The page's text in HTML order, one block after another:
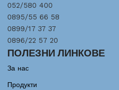
052/580 400
0895/55 66 58
0899/17 37 37
0896/22 57 20
ПОЛЕЗНИ ЛИНКОВЕ
За нас
Продукти